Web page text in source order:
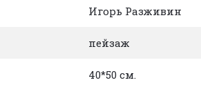
Игорь Разживин
пейзаж
40*50 см.